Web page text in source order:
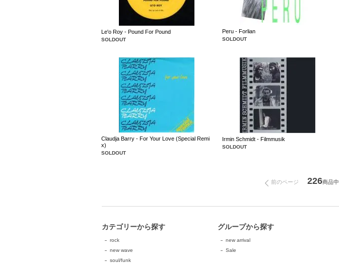
Le'o Roy - Pound For Pound
SOLDOUT
Peru - Forlian
SOLDOUT
Claudja Barry - For Your Love (Special Remi
x)
SOLDOUT
Irmin Schmidt - Filmmusik
SOLDOUT
前のページ 226商品中
カテゴリーから探す
rock
new wave
soul/funk
グループから探す
new arrival
Sale